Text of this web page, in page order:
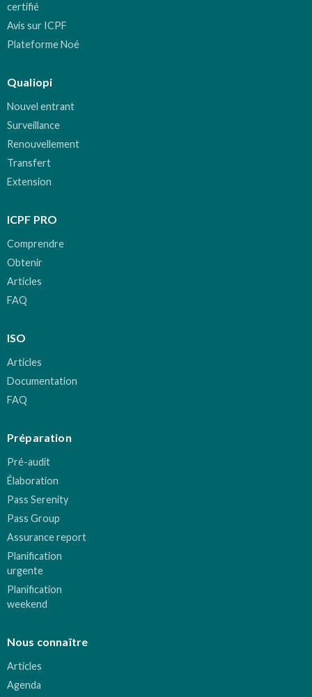
certifié
Avis sur ICPF
Plateforme Noé
Qualiopi
Nouvel entrant
Surveillance
Renouvellement
Transfert
Extension
ICPF PRO
Comprendre
Obtenir
Articles
FAQ
ISO
Articles
Documentation
FAQ
Préparation
Pré-audit
Élaboration
Pass Serenity
Pass Group
Assurance report
Planification
urgente
Planification
weekend
Nous connaître
Articles
Agenda